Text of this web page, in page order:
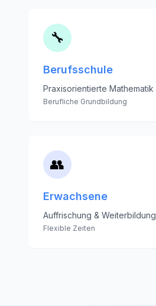
🔧
Berufsschule
Praxisorientierte Mathematik
Berufliche Grundbildung
👥
Erwachsene
Auffrischung & Weiterbildung
Flexible Zeiten